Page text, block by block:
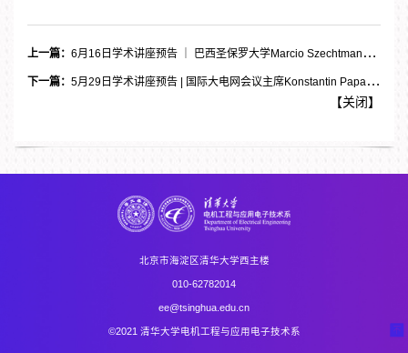
上一篇： 6月16日学术讲座预告 ｜ 巴西圣保罗大学Marcio Szechtman教授
下一篇： 5月29日学术讲座预告 | 国际大电网会议主席Konstantin Papailiou教授
【关闭】
北京市海淀区清华大学西主楼
010-62782014
ee@tsinghua.edu.cn
©2021 清华大学电机工程与应用电子技术系